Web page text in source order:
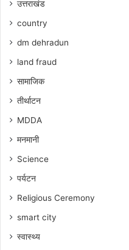
उत्तराखंड
country
dm dehradun
land fraud
सामाजिक
तीर्थाटन
MDDA
मनमानी
Science
पर्यटन
Religious Ceremony
smart city
स्वास्थ्य